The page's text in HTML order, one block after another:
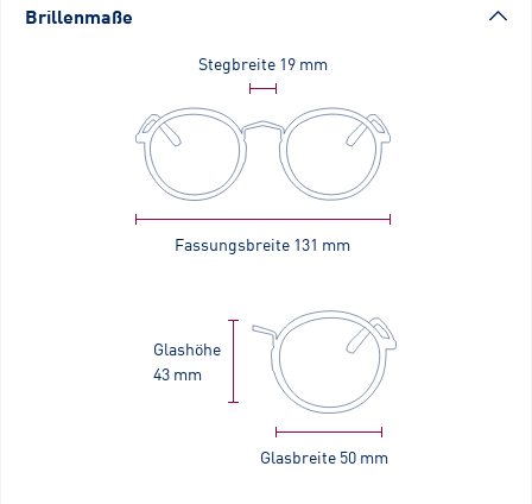
Brillenmaße
Stegbreite 19 mm
Fassungsbreite 131 mm
Glasbreite 50 mm
Glashöhe
43 mm